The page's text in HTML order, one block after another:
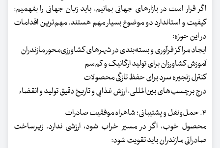
اگر قرار است در بازارهای جهانی بمانیم، باید زبان جهانی را بفهمیم:
کیفیت و استاندارد دو موضوع بسیار مهم هستند. مهم‌ترین اقدامات
در این حوزه:
ایجاد مراکز فرآوری و بسته‌بندی در شهرهای کشاورزی‌محور مازندران
آموزش کشاورزان برای تولید ارگانیک و کم‌سم
کنترل زنجیره سرد برای حفظ تازگی محصولات
درج برچسب‌های بین‌المللی، ارزش غذایی و تاریخ دقیق تولید و انقضاء
۴. حمل‌ونقل و پشتیبانی؛ شاهراه موفقیت صادرات
محصول خوب، اگر در مسیر خراب شود، ارزشی ندارد. زیرساخت
صادراتی مازندران باید تقویت شود: